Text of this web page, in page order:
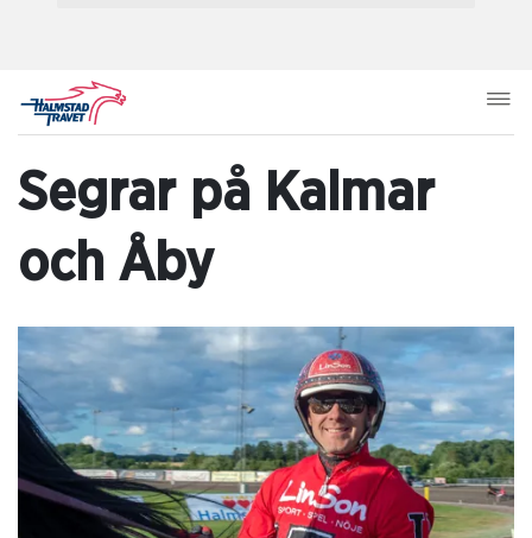
Segrar på Kalmar
och Åby